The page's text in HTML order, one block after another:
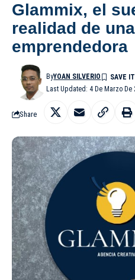
Glammix, el
realidad de
emprendedora
Last Updated: 4 De Marzo De
ByYOAN SILVERIO
Share